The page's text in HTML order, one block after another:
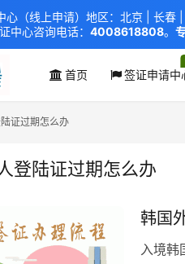
首页 签证申请中
证过期怎么办
登陆证过期怎么办
韩国
入境韩
心（线上申请）地区：北京 | 长春
中心咨询电话： 4008618808。
明：本站非政府网站，不隶属于
证），海牙认证。